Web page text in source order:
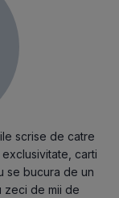
scrise de catre
carti
se bucura de un
zeci de mii de